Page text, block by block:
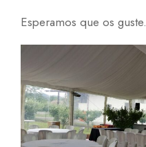
Esperamos que os guste.